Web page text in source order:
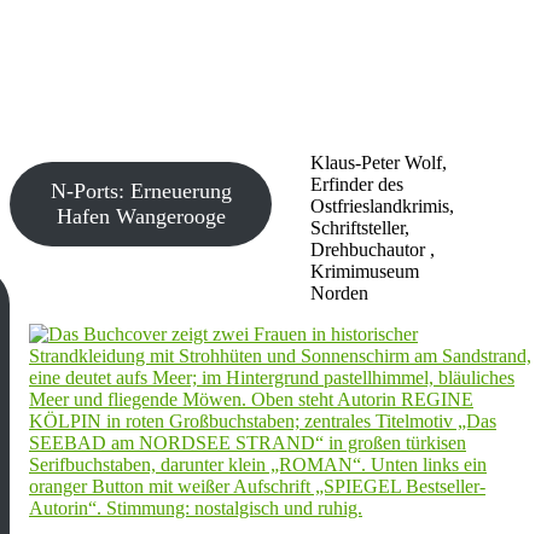
Klaus-Peter Wolf,
Erfinder des
Ostfrieslandkrimis,
Schriftsteller,
Drehbuchautor ,
Krimimuseum
Norden
N-Ports: Erneuerung
Hafen Wangerooge